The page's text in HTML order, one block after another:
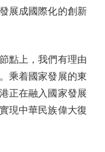
展成國際化的創新
點上，我們有理由
乘着國家發展的東
正在融入國家發展
現中華民族偉大復